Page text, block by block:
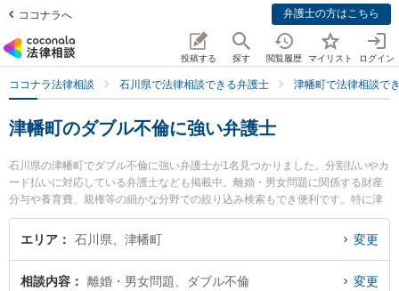
ココナラへ 弁護士の方はこちら
投稿する 探す 閲覧履歴 マイリスト ログイン
ココナラ法律相談 石川県で法律相談できる弁護士 津幡町で法律相談で
津幡町のダブル不倫に強い弁護士
石川県の津幡町でダブル不倫に強い弁護士が1名見つかりました。分割払いやカ
ード払いに対応している弁護士なども掲載中。離婚・男女問題に関係する財産
分与や養育費、親権等の細かな分野での絞り込み検索もでき便利です。特に津
幡法律事務所の横見 健太弁護士のプロフィール情報や弁護士費用、強みなどが
注目されています。『津幡町で土日や夜間に発生したダブル不倫のトラブルを
内の弁護士に相談予約したい』などでお困りの相談者さんにおすすめです。
エリア 石川県、津幡町 変更
相談内容 離婚・男女問題、ダブル不倫 変更